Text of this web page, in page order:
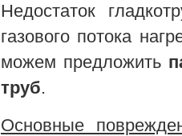
Недостаток
газового потока
можем предложить
труб.
Основные